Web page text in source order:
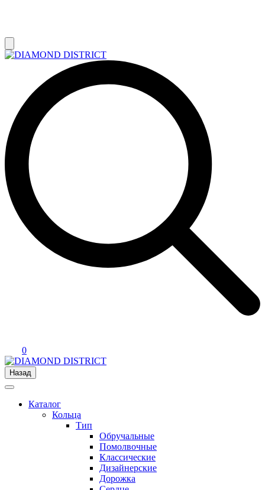
0
Назад
Каталог
Кольца
Тип
Обручальные
Помолвочные
Классические
Дизайнерские
Дорожка